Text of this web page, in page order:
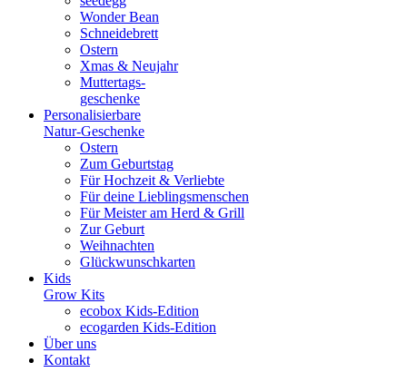
Wonder Bean
Schneidebrett
Ostern
Xmas & Neujahr
Muttertags-
geschenke
Personalisierbare
Natur-Geschenke
Ostern
Zum Geburtstag
Für Hochzeit & Verliebte
Für deine Lieblingsmenschen
Für Meister am Herd & Grill
Zur Geburt
Weihnachten
Glückwunschkarten
Kids
Grow Kits
ecobox Kids-Edition
ecogarden Kids-Edition
Über uns
Kontakt